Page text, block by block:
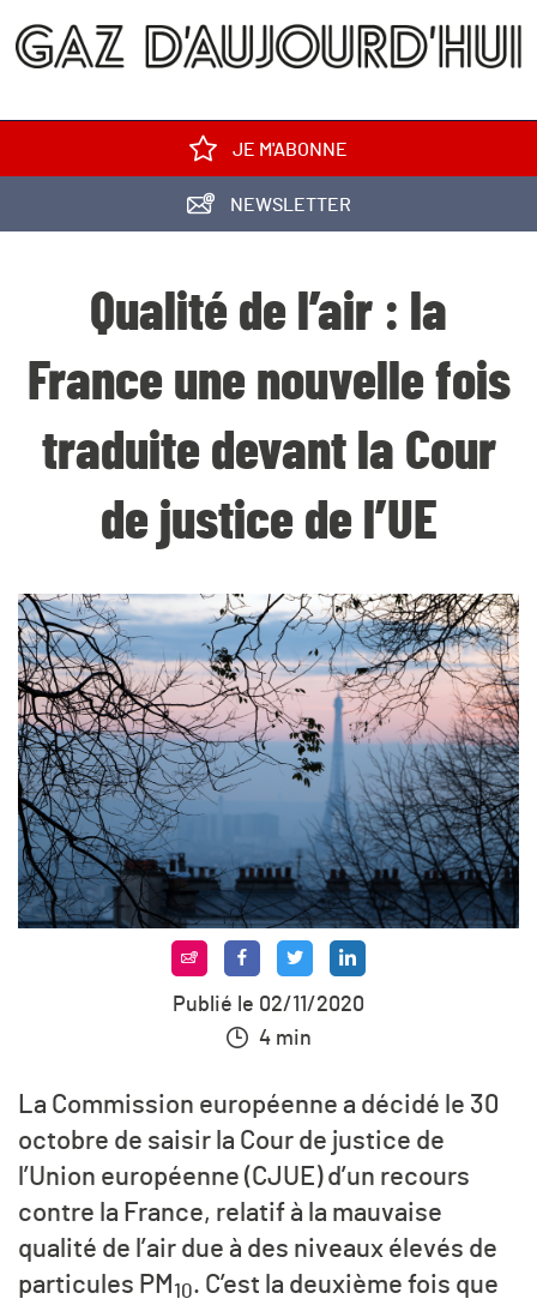
JE M'ABONNE
NEWSLETTER
Qualité de l’air : la
France une nouvelle fois
traduite devant la Cour
de justice de l’UE
Publié le 02/11/2020
4 min
La Commission européenne a décidé le 30
octobre de saisir la Cour de justice de
l’Union européenne (CJUE) d’un recours
contre la France, relatif à la mauvaise
qualité de l’air due à des niveaux élevés de
particules PM 10. C’est la deuxième fois que